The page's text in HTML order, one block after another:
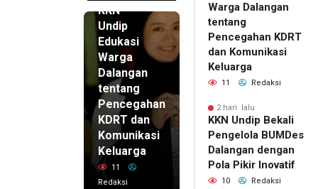
KKN
Undip
Edukasi
Warga
Dalangan
tentang
Pencegahan
KDRT dan
Komunikasi
Keluarga
11
Redaksi
Warga Dalangan
tentang
Pencegahan KDRT
dan Komunikasi
Keluarga
11 Redaksi
2 hari lalu
KKN Undip Bekali
Pengelola BUMDes
Dalangan dengan
Pola Pikir Inovatif
10 Redaksi